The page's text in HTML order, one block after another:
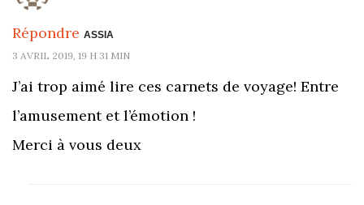
Répondre ASSIA
3 AVRIL 2019, 19 H 31 MIN
J’ai trop aimé lire ces carnets de voyage! Entre
l’amusement et l’émotion !
Merci à vous deux